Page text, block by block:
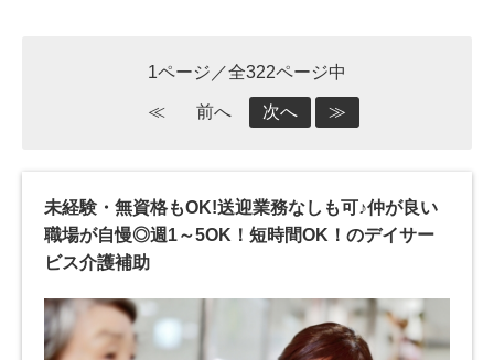
1ページ／全322ページ中
≪ 前へ 次へ ≫
未経験・無資格もOK!送迎業務なしも可♪仲が良い
職場が自慢◎週1～5OK！短時間OK！のデイサー
ビス介護補助